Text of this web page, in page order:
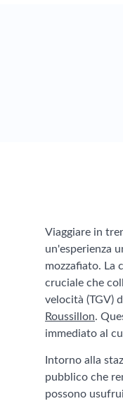
Viaggiare in
un'esperienza
mozzafiato. La
cruciale che
velocità (TGV)
Roussillon.
immediato al
Intorno alla
pubblico che
possono